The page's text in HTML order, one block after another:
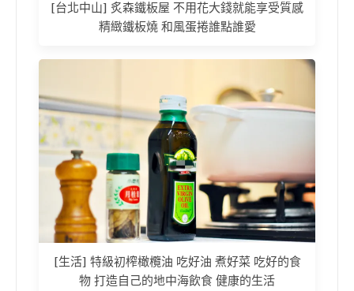
[台北中山] 炙森鐵板屋 不用花大錢就能享受質感
精緻鐵板燒 和風蛋捲誰點誰愛
[生活] 特級初榨橄欖油 吃好油 煮好菜 吃好的食
物 打造自己的地中海飲食 健康的生活